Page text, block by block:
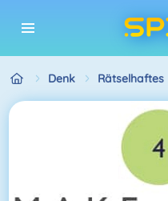
Denk Rätselhaftes